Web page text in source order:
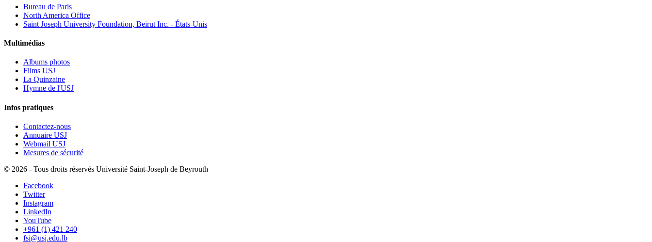
Bureau de Paris
North America Office
Saint Joseph University Foundation, Beirut Inc. - États-Unis
Multimédias
Albums photos
Films USJ
La Quinzaine
Hymne de l'USJ
Infos pratiques
Contactez-nous
Annuaire USJ
Webmail USJ
Mesures de sécurité
© 2026 - Tous droits réservés Université Saint-Joseph de Beyrouth
Facebook
Twitter
Instagram
LinkedIn
YouTube
+961 (1) 421 240
fsi@usj.edu.lb